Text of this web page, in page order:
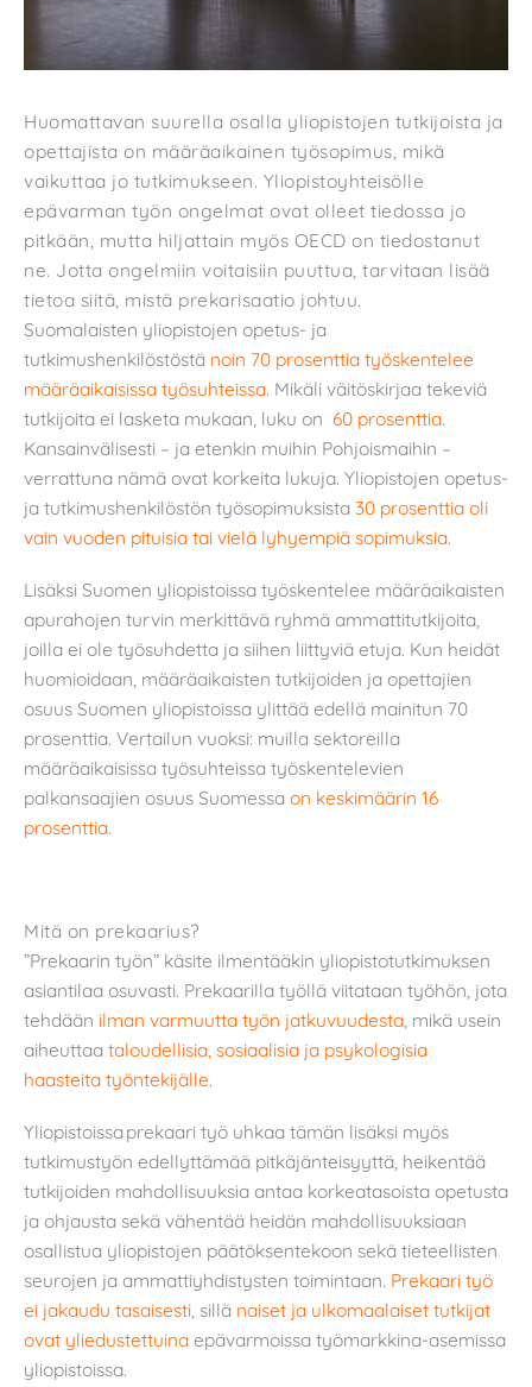
Huomattavan suurella osalla yliopistojen tutkijoista ja
opettajista on määräaikainen työsopimus, mikä
vaikuttaa jo tutkimukseen. Yliopistoyhteisölle
epävarman työn ongelmat ovat olleet tiedossa jo
pitkään, mutta hiljattain myös OECD on tiedostanut
ne. Jotta ongelmiin voitaisiin puuttua, tarvitaan lisää
tietoa siitä, mistä prekarisaatio johtuu.
Suomalaisten yliopistojen opetus- ja
tutkimushenkilöstöstä noin 70 prosenttia työskentelee
määräaikaisissa työsuhteissa. Mikäli väitöskirjaa tekeviä
tutkijoita ei lasketa mukaan, luku on 60 prosenttia.
Kansainvälisesti – ja etenkin muihin Pohjoismaihin –
verrattuna nämä ovat korkeita lukuja. Yliopistojen opetus-
ja tutkimushenkilöstön työsopimuksista 30 prosenttia oli
vain vuoden pituisia tai vielä lyhyempiä sopimuksia.
Lisäksi Suomen yliopistoissa työskentelee määräaikaisten
apurahojen turvin merkittävä ryhmä ammattitutkijoita,
joilla ei ole työsuhdetta ja siihen liittyviä etuja. Kun heidät
huomioidaan, määräaikaisten tutkijoiden ja opettajien
osuus Suomen yliopistoissa ylittää edellä mainitun 70
prosenttia. Vertailun vuoksi: muilla sektoreilla
määräaikaisissa työsuhteissa työskentelevien
palkansaajien osuus Suomessa on keskimäärin 16
prosenttia.
Mitä on prekaarius?
”Prekaarin työn” käsite ilmentääkin yliopistotutkimuksen
asiantilaa osuvasti. Prekaarilla työllä viitataan työhön, jota
tehdään ilman varmuutta työn jatkuvuudesta, mikä usein
aiheuttaa taloudellisia, sosiaalisia ja psykologisia
haasteita työntekijälle.
Yliopistoissa prekaari työ uhkaa tämän lisäksi myös
tutkimustyön edellyttämää pitkäjänteisyyttä, heikentää
tutkijoiden mahdollisuuksia antaa korkeatasoista opetusta
ja ohjausta sekä vähentää heidän mahdollisuuksiaan
osallistua yliopistojen päätöksentekoon sekä tieteellisten
seurojen ja ammattiyhdistysten toimintaan. Prekaari työ
ei jakaudu tasaisesti , sillä naiset ja ulkomaalaiset tutkijat
ovat yliedustettuina epävarmoissa työmarkkina-asemissa
yliopistoissa.